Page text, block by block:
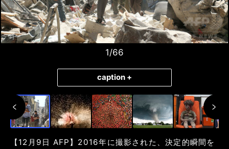
1/66
2 /66
3/66
caption +
【12月9日 AFP】2016年に撮影された、決定的瞬間を